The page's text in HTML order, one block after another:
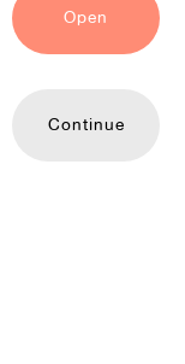
Open
Continue